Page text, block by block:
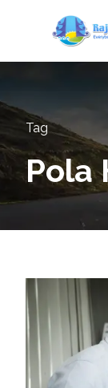
Tag
Pola